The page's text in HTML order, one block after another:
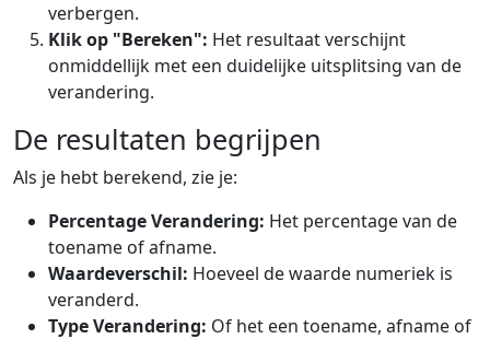
verbergen.
Klik op "Bereken": Het resultaat verschijnt
onmiddellijk met een duidelijke uitsplitsing van de
verandering.
De resultaten begrijpen
Als je hebt berekend, zie je:
Percentage Verandering: Het percentage van de
toename of afname.
Waardeverschil: Hoeveel de waarde numeriek is
veranderd.
Type Verandering: Of het een toename, afname of